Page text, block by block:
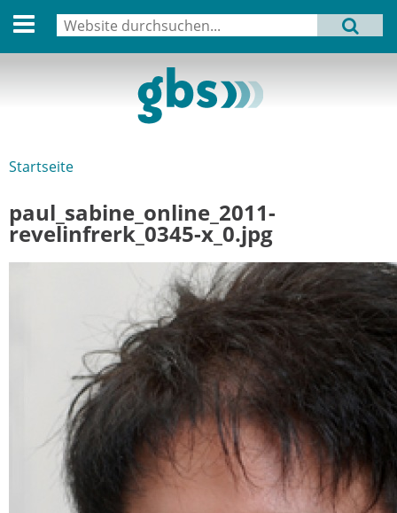
English version
Termine
Archiv
Datenschutz
Impressum
MENU
Startseite
paul_sabine_online_2011-
revelinfrerk_0345-x_0.jpg
Suchformular
Suche